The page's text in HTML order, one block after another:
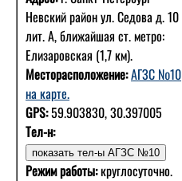
Невский район ул. Седова д. 10
лит. А, ближайшая ст. метро:
Елизаровская (1,7 км).
Месторасположение:АГЗС №10
на карте.
GPS:59.903830, 30.397005
Тел-н:
Режим работы:круглосуточно.